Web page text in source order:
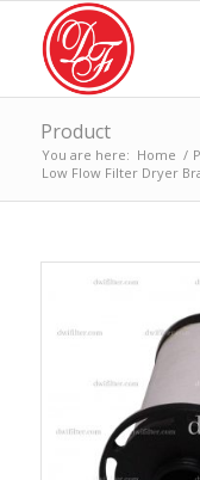
Product
You are here: Home /
Low Flow Filter Dryer